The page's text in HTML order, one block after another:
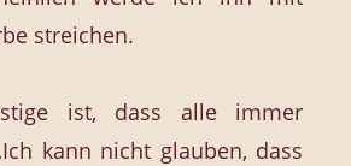
streichen.
ist, dass alle immer
kann nicht glauben, dass